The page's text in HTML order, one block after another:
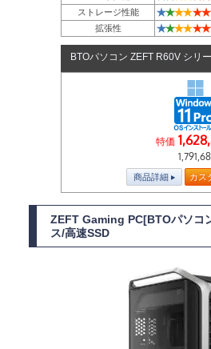
ストレージ性能 ★★★★★★
拡張性 ★★★★★★
BTOパソコン ZEFT R60V シリ
特価
商品詳細 カス
ZEFT Gaming PC[BTOパソコ
ス/高速SSD